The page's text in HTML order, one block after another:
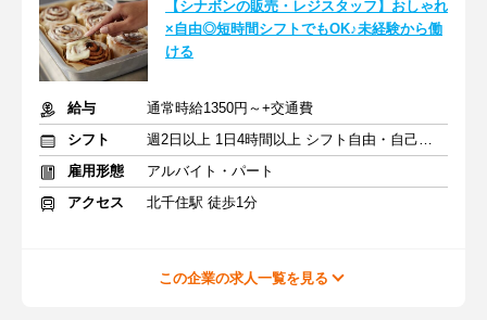
【シナボンの販売・レジスタッフ】おしゃれ
×自由◎短時間シフトでもOK♪未経験から働
ける
給与
通常時給1350円～+交通費
シフト
週2日以上 1日4時間以上 シフト自由・自己申告
雇用形態
アルバイト・パート
アクセス
北千住駅 徒歩1分
この企業の求人一覧を見る